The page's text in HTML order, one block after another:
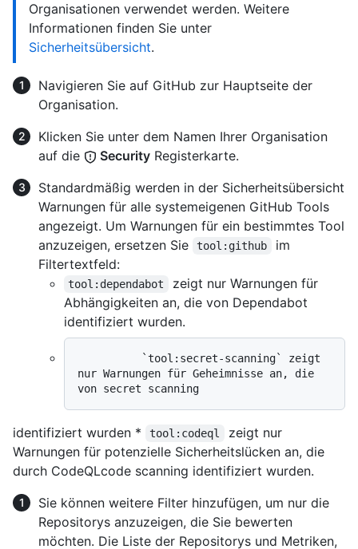
Organisationen verwendet werden. Weitere
Informationen finden Sie unter
Sicherheitsübersicht.
Navigieren Sie auf GitHub zur Hauptseite der
Organisation.
Klicken Sie unter dem Namen Ihrer Organisation
auf die
Security Registerkarte.
Standardmäßig werden in der Sicherheitsübersicht
Warnungen für alle systemeigenen GitHub Tools
angezeigt. Um Warnungen für ein bestimmtes Tool
anzuzeigen, ersetzen Sie
tool:github
im
Filtertextfeld:
tool:dependabot
zeigt nur Warnungen für
Abhängigkeiten an, die von Dependabot
identifiziert wurden.
nur Warnungen für Geheimnisse an, die
identifiziert wurden * tool:codeql
zeigt nur
Warnungen für potenzielle Sicherheitslücken an, die
durch CodeQLcode scanning identifiziert wurden.
Sie können weitere Filter hinzufügen, um nur die
Repositorys anzuzeigen, die Sie bewerten
möchten. Die Liste der Repositorys und Metriken,